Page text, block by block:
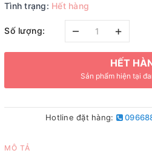
Tình trạng: Hết hàng
Số lượng: – +
HẾT
Sản phẩm hiện tại
Hotline đặt hàng:
MÔ TẢ